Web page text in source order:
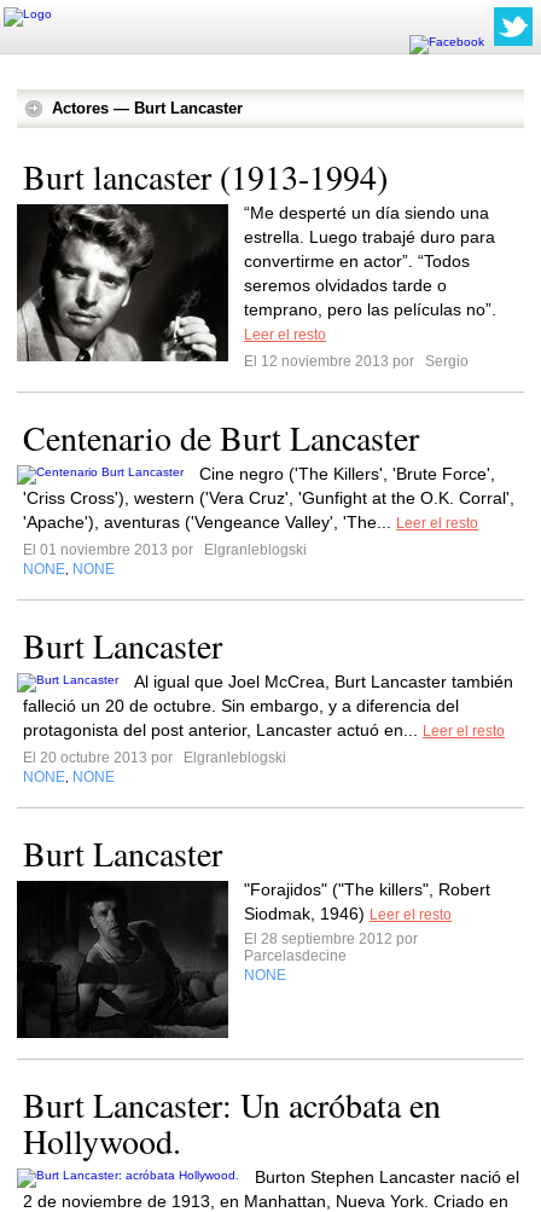
Actores — Burt Lancaster
Burt lancaster (1913-1994)
“Me desperté un día siendo una
estrella. Luego trabajé duro para
convertirme en actor”. “Todos
seremos olvidados tarde o
temprano, pero las películas no”.
Leer el resto
El 12 noviembre 2013 por
Sergio
Centenario de Burt Lancaster
Cine negro ('The Killers', 'Brute Force',
'Criss Cross'), western ('Vera Cruz', 'Gunfight at the O.K. Corral',
'Apache'), aventuras ('Vengeance Valley', 'The...
Leer el resto
El 01 noviembre 2013 por
Elgranleblogski
NONE NONE
Burt Lancaster
Al igual que Joel McCrea, Burt Lancaster también
falleció un 20 de octubre. Sin embargo, y a diferencia del
protagonista del post anterior, Lancaster actuó en...
Leer el resto
El 20 octubre 2013 por
Elgranleblogski
NONE NONE
Burt Lancaster
"Forajidos" ("The killers", Robert
Siodmak, 1946) Leer el resto
El 28 septiembre 2012 por
Parcelasdecine
NONE
Burt Lancaster: Un acróbata en
Hollywood.
Burton Stephen Lancaster nació el
2 de noviembre de 1913, en Manhattan, Nueva York. Criado en